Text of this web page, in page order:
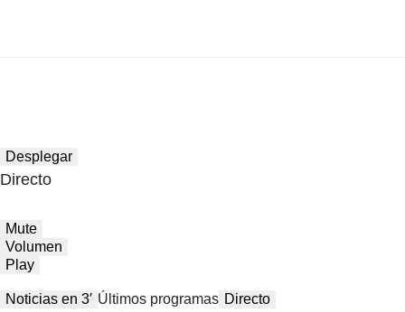
Desplegar
Directo
Mute
Volumen
Play
Noticias en 3′ Últimos programas Directo